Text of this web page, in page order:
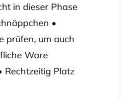
in dieser Phase
•
prüfen, um auch
Ware
Rechtzeitig Platz